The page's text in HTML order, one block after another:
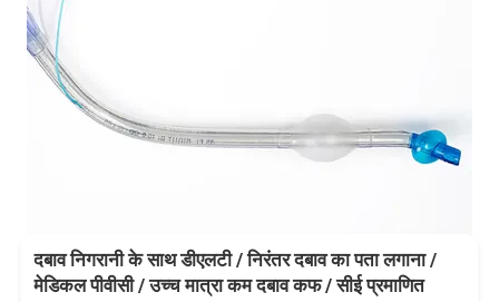
दबाव निगरानी के साथ डीएलटी / निरंतर दबाव का पता लगाना /
मेडिकल पीवीसी / उच्च मात्रा कम दबाव कफ / सीई प्रमाणित